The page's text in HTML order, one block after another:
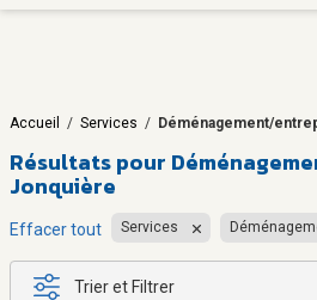
Accueil / Services / Déménagement/
Résultats pour
Jonquière
Effacer tout Services
Trier et Filtrer